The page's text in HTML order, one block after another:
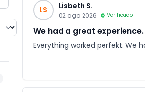
LS Lisbeth S.
02 ago 2026 Verificado
We had a great experience.
Everything worked perfekt. We